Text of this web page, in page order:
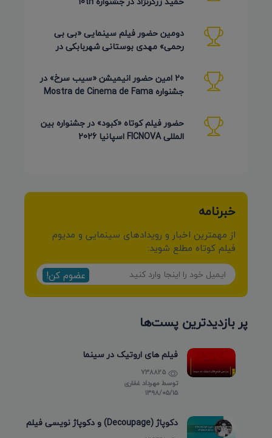
دومین حضور فیلم سینمایی «بی بی
رحمی» مهدی بوستانی شهربابکی در
20 امین حضور انیمیشن «سیب سرخ» در
جشنواره Mostra de Cinema de Fama
حضور فیلم کوتاه «کبود» در جشنواره بین
المللی FICNOVA اسپانیا 2026
خبرنامه
از مهمترین اخبار و رویدادهای سینمایی و مدیوم
فیلم کوتاه مطلع شوید:
عضوم کن!
پر بازدیدترین پست‌ها
فیلم های اروتیک در سینما
توسط مهرداد غفاری
۱۳۹۸/۰۵/۱۵
دکوپاژ (Decoupage) و دکوپاژ نویسی فیلم